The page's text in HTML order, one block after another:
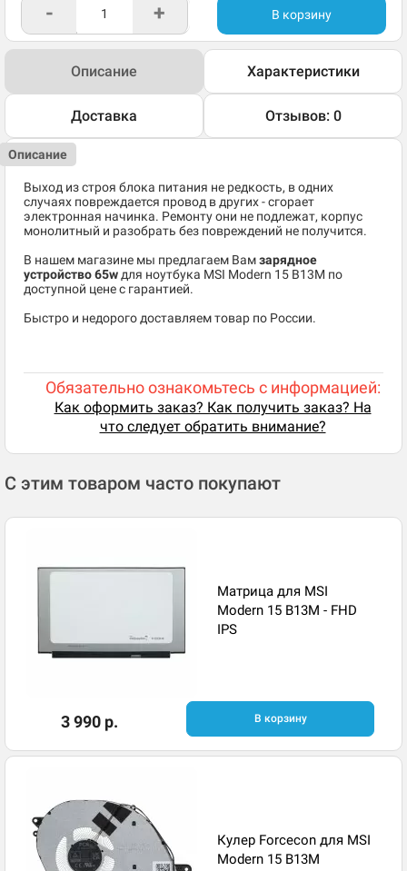
- + В корзину
Описание Характеристики
Доставка Отзывов: 0
Описание
Выход из строя блока питания не редкость, в одних
случаях повреждается провод в других - сгорает
электронная начинка. Ремонту они не подлежат, корпус
монолитный и разобрать без повреждений не получится.
В нашем магазине мы предлагаем Вамзарядное
устройство 65wдля ноутбука MSI Modern 15 B13M по
доступной цене с гарантией.
Быстро и недорого доставляем товар по России.
Обязательно ознакомьтесь с информацией:
Как оформить заказ? Как получить заказ? На
что следует обратить внимание?
С этим товаром часто покупают
Матрица для MSI
Modern 15 B13M - FHD
IPS
3 990 р. В корзину
Кулер Forcecon для MSI
Modern 15 B13M